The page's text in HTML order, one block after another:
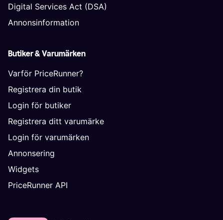
Digital Services Act (DSA)
Annonsinformation
Butiker & Varumärken
Varför PriceRunner?
Registrera din butik
Login för butiker
Registrera ditt varumärke
Login för varumärken
Annonsering
Widgets
PriceRunner API